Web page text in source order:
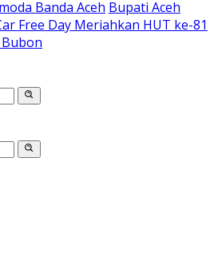
Banda Aceh Bupati Aceh
Free Day Meriahkan HUT ke-81